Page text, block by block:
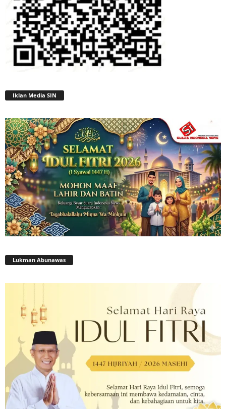
Iklan Media SIN
Lukman Abunawas